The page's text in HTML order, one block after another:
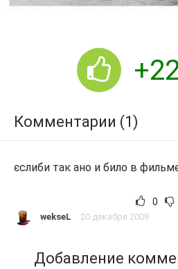
Комментарии (1)
єслиби так ано и било в
0
wekseL 20 декабря 2009
Добавление